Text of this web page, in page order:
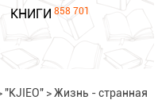
КНИГИ 858 701
"KJIEO" >Жизнь - странная